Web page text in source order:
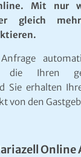
Mit nur
gleich
die Ihren
Sie erhalten
von den
Online